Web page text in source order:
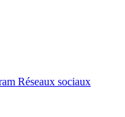
Réseaux sociaux